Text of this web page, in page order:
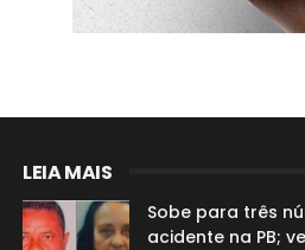
LEIA MAIS
Sobe para três
acidente na PB;